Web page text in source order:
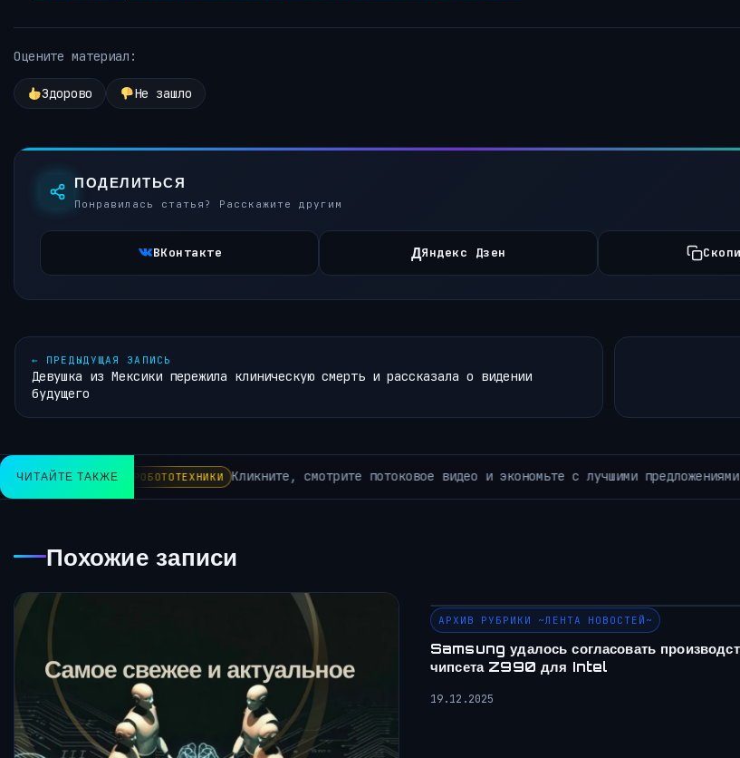
Оцените материал:
Здорово Не зашло
ПОДЕЛИТЬСЯ
Понравилась статья? Расскажите другим
ВКонтакте ДЯндекс Дзен
← ПРЕДЫДУЩАЯ ЗАПИСЬ
Девушка из Мексики пережила клиническую смерть и рассказала о видении
будущего
ЧИТАЙТЕ ТАКЖЕ
с лучшими предложениями на Chromebook от CNET. НОВОСТИ РОБОТОТЕХНИКИ Наделение дронов
Похожие записи
АРХИВ РУБРИКИ ~ЛЕНТА НОВОСТЕЙ~
Samsung удалось согласовать
чипсета Z990 для Intel
19.12.2025